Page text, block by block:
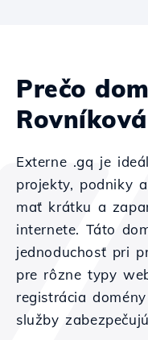
Prečo
Externe .gq je
projekty, podniky
mať krátku a
internete. Táto
jednoduchosť pri
pre rôzne typy
registrácia
služby